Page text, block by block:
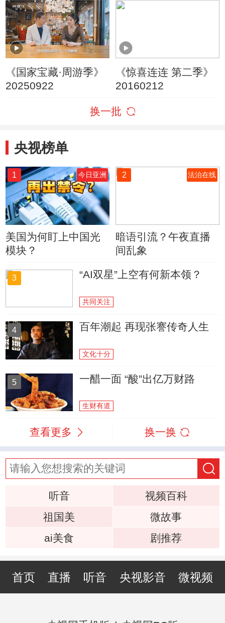
《国家宝藏·周游季》
20250922
《惊喜连连 第二季》
20160212
换一批
央视榜单
1 今日亚洲
美国为何盯上中国光
模块？
2 法治在线
暗语引流？午夜直播
间乱象
3 “AI双星”上空有何新本领？
共同关注
4 百年潮起 再现张謇传奇人生
文化十分
5 一醋一面 “酸”出亿万财路
生财有道
查看更多 换一换
听音
视频百科
祖国美
微故事
ai美食
剧推荐
首页 直播 听音 央视影音 微视频